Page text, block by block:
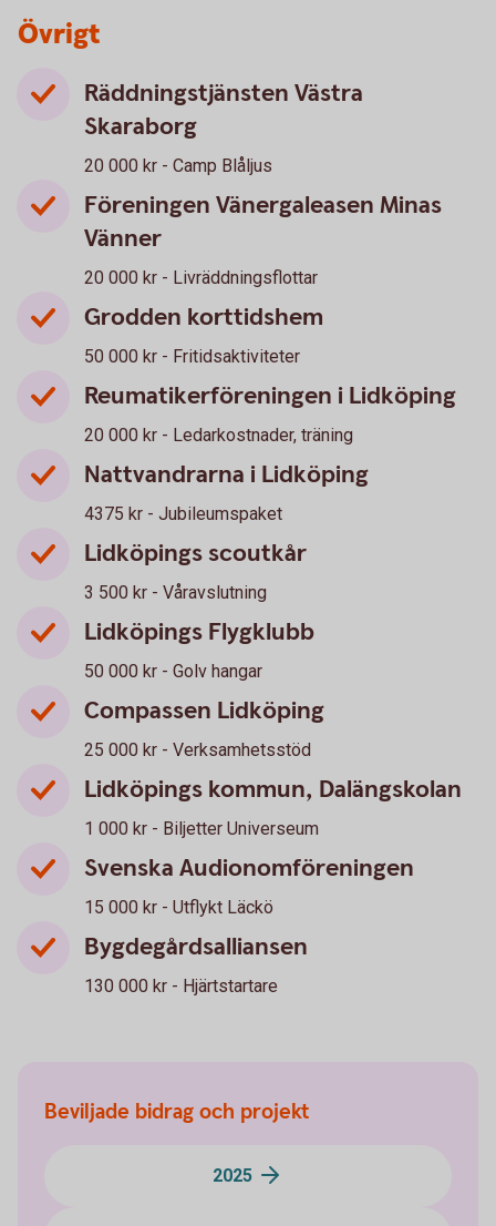
Övrigt
Räddningstjänsten Västra
Skaraborg
20 000 kr - Camp Blåljus
Föreningen Vänergaleasen Minas
Vänner
20 000 kr - Livräddningsflottar
Grodden korttidshem
50 000 kr - Fritidsaktiviteter
Reumatikerföreningen i Lidköping
20 000 kr - Ledarkostnader, träning
Nattvandrarna i Lidköping
4375 kr - Jubileumspaket
Lidköpings scoutkår
3 500 kr - Våravslutning
Lidköpings Flygklubb
50 000 kr - Golv hangar
Compassen Lidköping
25 000 kr - Verksamhetsstöd
Lidköpings kommun, Dalängskolan
1 000 kr - Biljetter Universeum
Svenska Audionomföreningen
15 000 kr - Utflykt Läckö
Bygdegårdsalliansen
130 000 kr - Hjärtstartare
Beviljade bidrag och projekt
2025